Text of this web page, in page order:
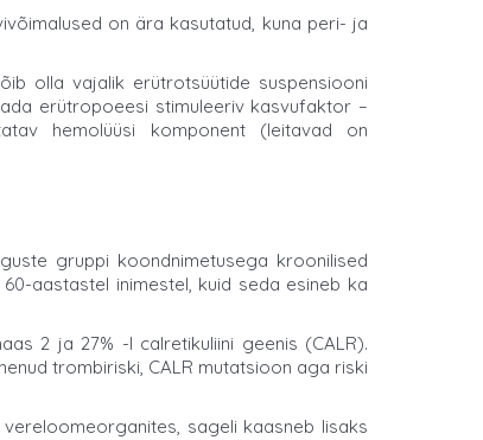
on ära kasutatud, kuna peri- ja
olla vajalik erütrotsüütide suspensiooni
erütropoeesi stimuleeriv kasvufaktor –
hemolüüsi komponent (leitavad on
gruppi koondnimetusega kroonilised
aastastel inimestel, kuid seda esineb ka
2 ja 27% -l calretikuliini geenis (CALR).
trombiriski, CALR mutatsioon aga riski
sageli kaasneb lisaks